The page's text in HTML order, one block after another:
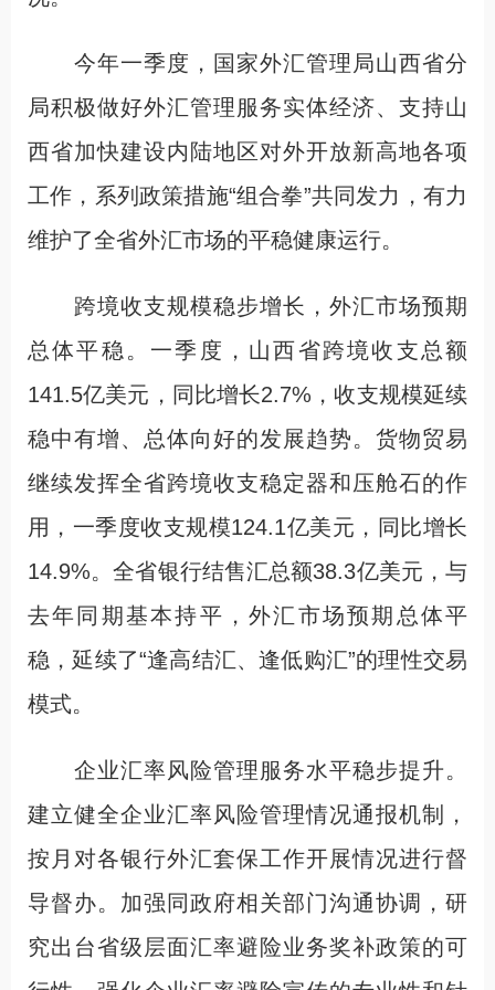
今年一季度，国家外汇管理局山西省分
局积极做好外汇管理服务实体经济、支持山
西省加快建设内陆地区对外开放新高地各项
工作，系列政策措施“组合拳”共同发力，有力
维护了全省外汇市场的平稳健康运行。
跨境收支规模稳步增长，外汇市场预期
总体平稳。一季度，山西省跨境收支总额
141.5亿美元，同比增长2.7%，收支规模延续
稳中有增、总体向好的发展趋势。货物贸易
继续发挥全省跨境收支稳定器和压舱石的作
用，一季度收支规模124.1亿美元，同比增长
14.9%。全省银行结售汇总额38.3亿美元，与
去年同期基本持平，外汇市场预期总体平
稳，延续了“逢高结汇、逢低购汇”的理性交易
模式。
企业汇率风险管理服务水平稳步提升。
建立健全企业汇率风险管理情况通报机制，
按月对各银行外汇套保工作开展情况进行督
导督办。加强同政府相关部门沟通协调，研
究出台省级层面汇率避险业务奖补政策的可